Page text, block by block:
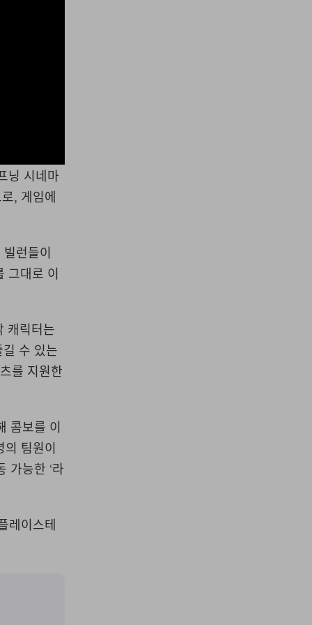
닝 시네마
, 게임에
런들이
그대로 이
캐릭터는
수 있는
를 지원한
콤보를 이
의 팀원이
가능한 ‘라
레이스테